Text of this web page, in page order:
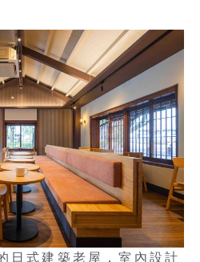
日式建築老屋，室內設計